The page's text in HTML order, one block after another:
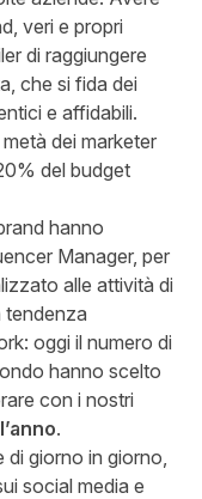
veri e propri
di raggiungere
che si fida dei
e affidabili.
dei marketer
del budget
hanno
Manager, per
alle attività di
tendenza
oggi il numero di
hanno scelto
con i nostri
.
giorno in giorno,
social media e